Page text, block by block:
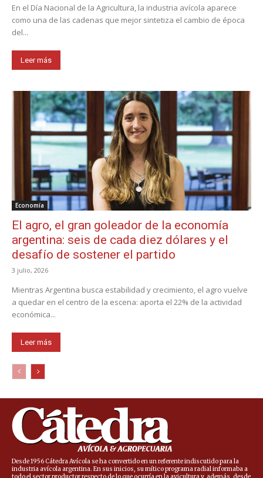
En el Día Nacional de la Agricultura, la industria avícola aparece
como una de las cadenas que mejor sintetiza el cambio de época
del...
Leer más
Economía
El agro, el gran goleador de la economía
argentina: seis de cada diez dólares y el
desafío de sostener el partido
3 julio, 2026
Mientras Argentina busca estabilidad y crecimiento, el agro vuelve
a quedar en el centro de la escena: aporta el 22% de la actividad
económica...
Leer más
Desde 1956 Cátedra Avícola se ha convertido en un referente indiscutido para la
industria avícola argentina. En sus inicios, su mítico programa radial informaba a